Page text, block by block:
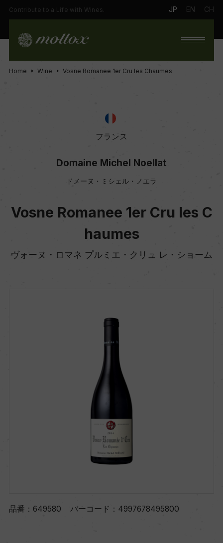
Contribute to a Life with Wines. JP EN CH
Home Wine Vosne Romanee 1er Cru les Chaumes
フランス
Domaine Michel Noellat
ドメーヌ・ミシェル・ノエラ
Vosne Romanee 1er Cru les C
haumes
ヴォーヌ・ロマネ プルミエ・クリュ レ・ショーム
品番： 649580 バーコード： 4997678495800